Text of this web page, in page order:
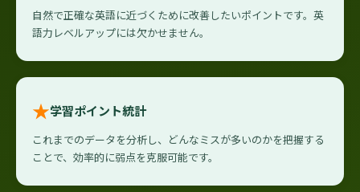
自然で正確な英語に近づくために改善したいポイントです。英
語力レベルアップには欠かせません。
★学習ポイント統計
これまでのデータを分析し、どんなミスが多いのかを把握する
ことで、効率的に弱点を克服可能です。